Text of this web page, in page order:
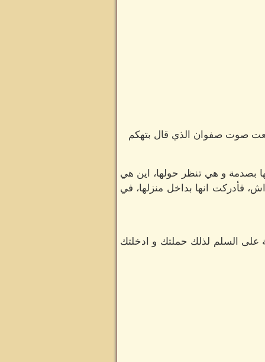
صوت صفوان الذي قال بتهكم
بصدمة و هي تنظر حولها، اين هي
فأدركت انها بداخل منزلها، في
على السلم لذلك حملتك و ادخلتك